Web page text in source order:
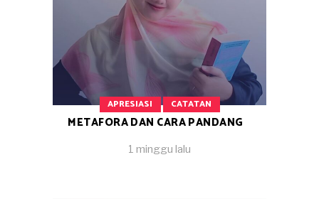
APRESIASI CATATAN
METAFORA DAN CARA PANDANG
1 minggu lalu